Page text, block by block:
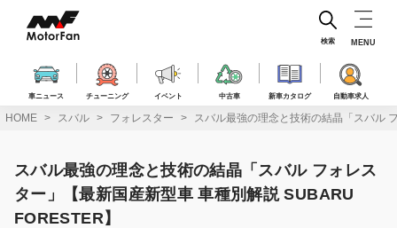
ス
車ニュース チューニング イベント 中古車 新車カタログ 自動車求人
検索 MENU
HOME スバル フォレスター スバル最強の理念と技術の結晶「スバル
スバル最強の理念と技術の結晶「スバル フォレス
ター」【最新国産新型車 車種別解説 SUBARU
FORESTER】